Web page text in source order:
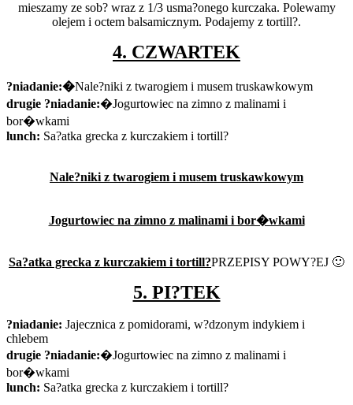
mieszamy ze sob? wraz z 1/3 usma?onego kurczaka. Polewamy
olejem i octem balsamicznym. Podajemy z tortill?.
4. CZWARTEK
?niadanie:�Nale?niki z twarogiem i musem truskawkowym
drugie ?niadanie:�Jogurtowiec na zimno z malinami i
bor�wkami
lunch: Sa?atka grecka z kurczakiem i tortill?
Nale?niki z twarogiem i musem truskawkowym
Jogurtowiec na zimno z malinami i bor�wkami
Sa?atka grecka z kurczakiem i tortill?PRZEPISY POWY?EJ 🙂
5. PI?TEK
?niadanie: Jajecznica z pomidorami, w?dzonym indykiem i
chlebem
drugie ?niadanie:�Jogurtowiec na zimno z malinami i
bor�wkami
lunch: Sa?atka grecka z kurczakiem i tortill?